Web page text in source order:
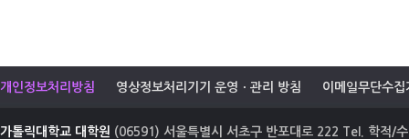
개인정보처리방침 영상정보처리기기 운영ㆍ관리 방침 이메일무단수집
가톨릭대학교 대학원 (06591) 서울특별시 서초구 반포대로 222 Tel. 학적/